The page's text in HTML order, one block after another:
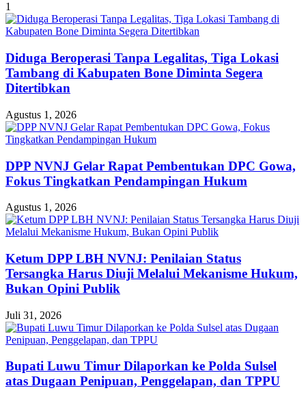
1
Diduga Beroperasi Tanpa Legalitas, Tiga Lokasi
Tambang di Kabupaten Bone Diminta Segera
Ditertibkan
Agustus 1, 2026
DPP NVNJ Gelar Rapat Pembentukan DPC Gowa,
Fokus Tingkatkan Pendampingan Hukum
Agustus 1, 2026
Ketum DPP LBH NVNJ: Penilaian Status
Tersangka Harus Diuji Melalui Mekanisme Hukum,
Bukan Opini Publik
Juli 31, 2026
Bupati Luwu Timur Dilaporkan ke Polda Sulsel
atas Dugaan Penipuan, Penggelapan, dan TPPU